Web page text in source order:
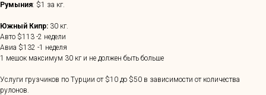
Румыния: $1 за кг.
Южный Кипр: 30 кг.
Авто $113 -2 недели
Авиа $132 -1 неделя
1 мешок максимум 30 кг и не должен быть больше
Услуги грузчиков по Турции от $10 до $50 в зависимости от количества
рулонов.